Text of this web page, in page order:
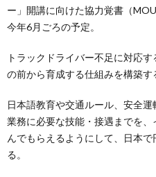
ー」開講に向けた協力覚書（
今年6月ごろの予定。
トラックドライバー不足に対応
の前から育成する仕組みを構築す
日本語教育や交通ルール、安全
業務に必要な技能・接遇までを
んでもらえるようにして、日本
る。